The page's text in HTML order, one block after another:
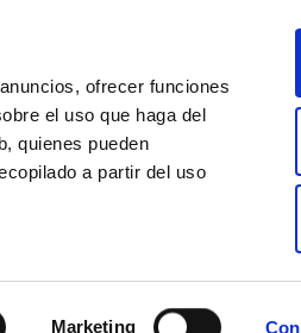
ofrecer funciones
el uso que haga del
quienes pueden
a partir del uso
Marketing